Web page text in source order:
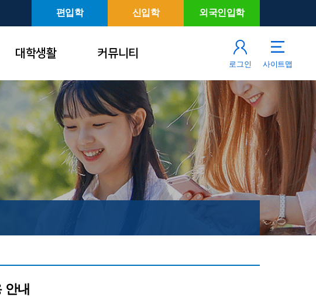
편입학 신입학 외국인입학
대학생활 커뮤니티
로그인 사이트맵
안내